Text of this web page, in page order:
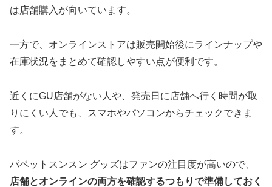
は店舗購入が向いています。
一方で、オンラインストアは販売開始後にラインナップや
在庫状況をまとめて確認しやすい点が便利です。
近くにGU店舗がない人や、発売日に店舗へ行く時間が取
りにくい人でも、スマホやパソコンからチェックできま
す。
パペットスンスン グッズはファンの注目度が高いので、
店舗とオンラインの両方を確認するつもりで準備しておく